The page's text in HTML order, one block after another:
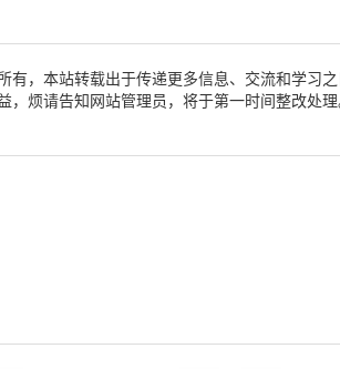
，本站转载出于传递更多信息、交流和学习
烦请告知网站管理员，将于第一时间整改处理